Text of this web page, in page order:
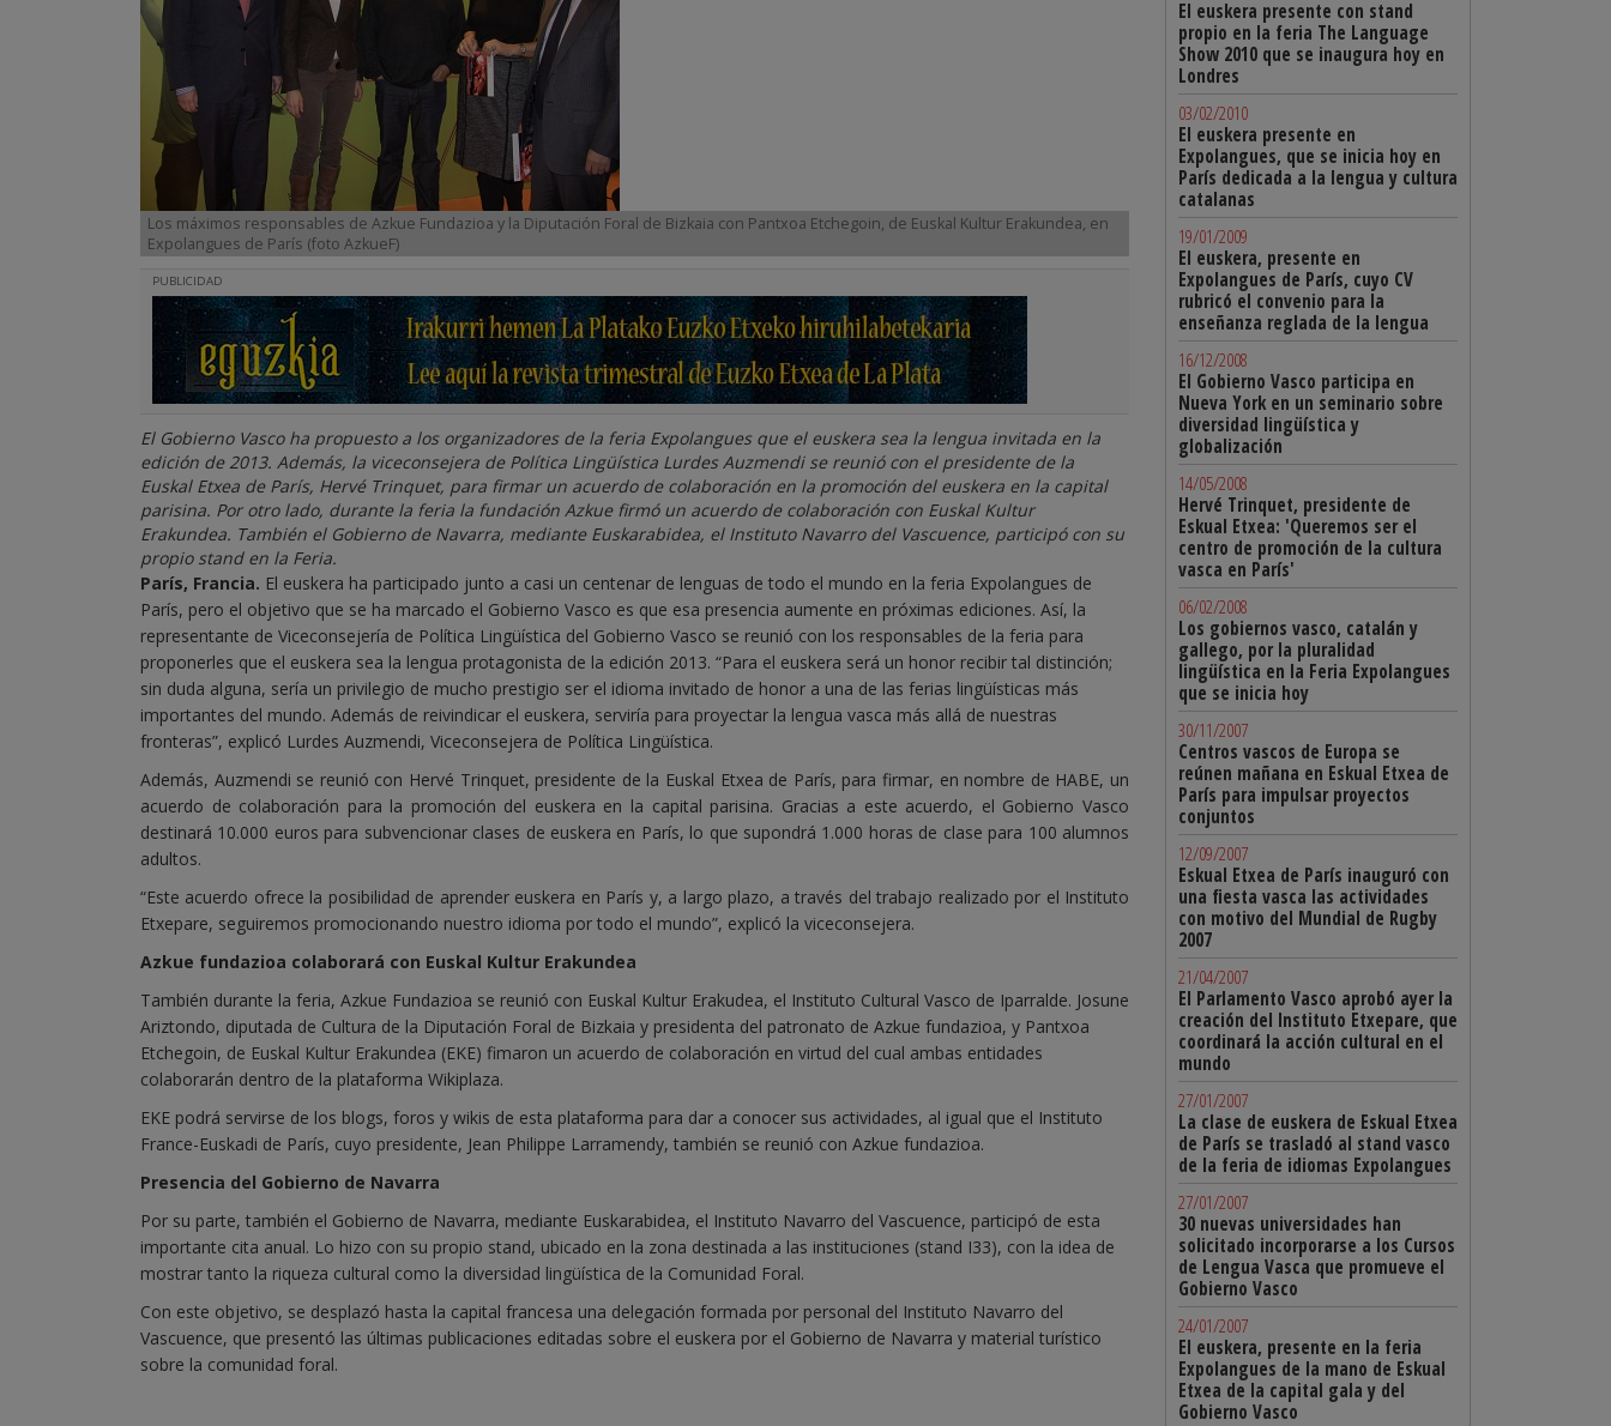
Los máximos responsables de Azkue Fundazioa y la Diputación Foral de Bizkaia con Pantxoa Etchegoin, de Euskal Kultur Erakundea, en
Expolangues de París (foto AzkueF)
PUBLICIDAD
El Gobierno Vasco ha propuesto a los organizadores de la feria Expolangues que el euskera sea la lengua invitada en la
edición de 2013. Además, la viceconsejera de Política Lingüística Lurdes Auzmendi se reunió con el presidente de la
Euskal Etxea de París, Hervé Trinquet, para firmar un acuerdo de colaboración en la promoción del euskera en la capital
parisina. Por otro lado, durante la feria la fundación Azkue firmó un acuerdo de colaboración con Euskal Kultur
Erakundea. También el Gobierno de Navarra, mediante Euskarabidea, el Instituto Navarro del Vascuence, participó con su
propio stand en la Feria.
París, Francia. El euskera ha participado junto a casi un centenar de lenguas de todo el mundo en la feria Expolangues de
París, pero el objetivo que se ha marcado el Gobierno Vasco es que esa presencia aumente en próximas ediciones. Así, la
representante de Viceconsejería de Política Lingüística del Gobierno Vasco se reunió con los responsables de la feria para
proponerles que el euskera sea la lengua protagonista de la edición 2013. “Para el euskera será un honor recibir tal distinción;
sin duda alguna, sería un privilegio de mucho prestigio ser el idioma invitado de honor a una de las ferias lingüísticas más
importantes del mundo. Además de reivindicar el euskera, serviría para proyectar la lengua vasca más allá de nuestras
fronteras”, explicó Lurdes Auzmendi, Viceconsejera de Política Lingüística.
Además, Auzmendi se reunió con Hervé Trinquet, presidente de la Euskal Etxea de París, para firmar, en nombre de HABE, un
acuerdo de colaboración para la promoción del euskera en la capital parisina. Gracias a este acuerdo, el Gobierno Vasco
destinará 10.000 euros para subvencionar clases de euskera en París, lo que supondrá 1.000 horas de clase para 100 alumnos
adultos.
“Este acuerdo ofrece la posibilidad de aprender euskera en París y, a largo plazo, a través del trabajo realizado por el Instituto
Etxepare, seguiremos promocionando nuestro idioma por todo el mundo”, explicó la viceconsejera.
Azkue fundazioa colaborará con Euskal Kultur Erakundea
También durante la feria, Azkue Fundazioa se reunió con Euskal Kultur Erakudea, el Instituto Cultural Vasco de Iparralde. Josune
Ariztondo, diputada de Cultura de la Diputación Foral de Bizkaia y presidenta del patronato de Azkue fundazioa, y Pantxoa
Etchegoin, de Euskal Kultur Erakundea (EKE) fimaron un acuerdo de colaboración en virtud del cual ambas entidades
colaborarán dentro de la plataforma Wikiplaza.
EKE podrá servirse de los blogs, foros y wikis de esta plataforma para dar a conocer sus actividades, al igual que el Instituto
France-Euskadi de París, cuyo presidente, Jean Philippe Larramendy, también se reunió con Azkue fundazioa.
Presencia del Gobierno de Navarra
Por su parte, también el Gobierno de Navarra, mediante Euskarabidea, el Instituto Navarro del Vascuence, participó de esta
importante cita anual. Lo hizo con su propio stand, ubicado en la zona destinada a las instituciones (stand I33), con la idea de
mostrar tanto la riqueza cultural como la diversidad lingüística de la Comunidad Foral.
Con este objetivo, se desplazó hasta la capital francesa una delegación formada por personal del Instituto Navarro del
Vascuence, que presentó las últimas publicaciones editadas sobre el euskera por el Gobierno de Navarra y material turístico
sobre la comunidad foral.
El euskera presente con stand
propio en la feria The Language
Show 2010 que se inaugura hoy en
Londres
03/02/2010
El euskera presente en
Expolangues, que se inicia hoy en
París dedicada a la lengua y cultura
catalanas
19/01/2009
El euskera, presente en
Expolangues de París, cuyo CV
rubricó el convenio para la
enseñanza reglada de la lengua
16/12/2008
El Gobierno Vasco participa en
Nueva York en un seminario sobre
diversidad lingüística y
globalización
14/05/2008
Hervé Trinquet, presidente de
Eskual Etxea: 'Queremos ser el
centro de promoción de la cultura
vasca en París'
06/02/2008
Los gobiernos vasco, catalán y
gallego, por la pluralidad
lingüística en la Feria Expolangues
que se inicia hoy
30/11/2007
Centros vascos de Europa se
reúnen mañana en Eskual Etxea de
París para impulsar proyectos
conjuntos
12/09/2007
Eskual Etxea de París inauguró con
una fiesta vasca las actividades
con motivo del Mundial de Rugby
2007
21/04/2007
El Parlamento Vasco aprobó ayer la
creación del Instituto Etxepare, que
coordinará la acción cultural en el
mundo
27/01/2007
La clase de euskera de Eskual Etxea
de París se trasladó al stand vasco
de la feria de idiomas Expolangues
27/01/2007
30 nuevas universidades han
solicitado incorporarse a los Cursos
de Lengua Vasca que promueve el
Gobierno Vasco
24/01/2007
El euskera, presente en la feria
Expolangues de la mano de Eskual
Etxea de la capital gala y del
Gobierno Vasco